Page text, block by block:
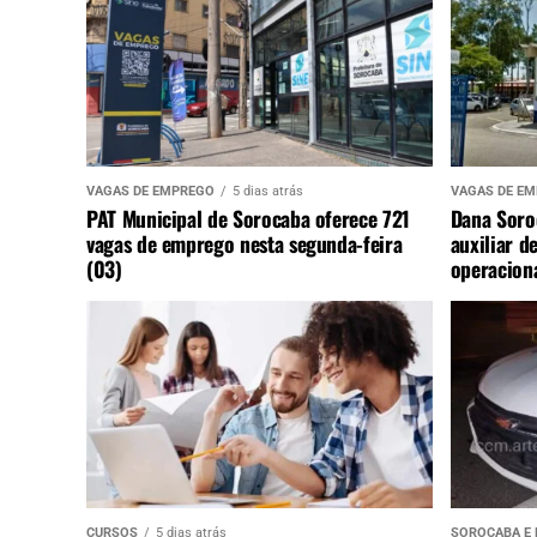
VAGAS DE EMPREGO 5 dias atrás
PAT Municipal de Sorocaba oferece 721
vagas de emprego nesta segunda-feira
(03)
VAGAS DE
Dana
auxiliar
CURSOS 5 dias atrás SOROCABA E